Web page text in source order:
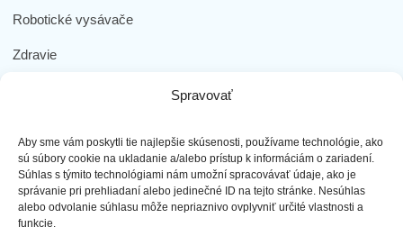
Spravovať
Aby sme vám poskytli tie najlepšie skúsenosti, používame technológie, ako
sú súbory cookie na ukladanie a/alebo prístup k informáciám o zariadení.
Súhlas s týmito technológiami nám umožní spracovávať údaje, ako je
správanie pri prehliadaní alebo jedinečné ID na tejto stránke. Nesúhlas
alebo odvolanie súhlasu môže nepriaznivo ovplyvniť určité vlastnosti a
funkcie.
Robotické vysávače
Zdravie
Dôležité odkazy
Obchodné podmienky